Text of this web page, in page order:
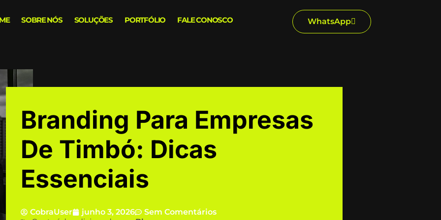
SOBRE NÓS SOLUÇÕES PORTFÓLIO FALE CONOSCO WhatsApp
Branding Para Empresas
De Timbó: Dicas
Essenciais
CobraUser junho 3, 2026
Sem Comentários